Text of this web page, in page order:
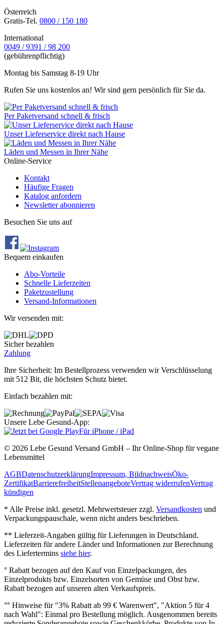
Österreich
Gratis-Tel. 0800 / 150 180
International
0049 / 9391 / 98 200
(gebührenpflichtig)
Montag bis Samstag 8-19 Uhr
Rufen Sie uns kostenlos an! Wir sind gern persönlich für Sie da.
Per Paketversand schnell & frisch
Unser Lieferservice direkt nach Hause
Läden und Messen in Ihrer Nähe
Online-Service
Kontakt
Häufige Fragen
Katalog anfordern
Newsletter abonnieren
Besuchen Sie uns auf
Bequem einkaufen
Abo‐Vorteile
Schnelle Lieferzeiten
Paketzustellung
Versand‐Informationen
Wir versenden mit:
Sicher bezahlen
Zahlung
Ihre Sicherheit: Im Bestellprozess verwenden wir Verschlüsselung
mit 512 Bit, die höchsten Schutz bietet.
Einfach bezahlen mit:
Unsere Lebe Gesund-App:
Für iPhone / iPad
© 2026 Lebe Gesund Versand GmbH – Ihr Online‐Shop für vegane
Lebensmittel
AGBDatenschutzerklärungImpressum, BildnachweisÖko‐
ZertifikatBarrierefreiheitStellenangeboteVertrag widerrufenVertrag
kündigen
* Alle Preise inkl. gesetzl. Mehrwertsteuer zzgl. Versandkosten und
Verpackungspauschale, wenn nicht anders beschrieben.
** Lieferzeit‐Angaben gültig für Lieferungen in Deutschland.
Lieferzeiten für andere Länder und Informationen zur Berechnung
des Liefertermins siehe hier.
° Rabatt bezogen auf den Kauf von Einzelpackungen, des
Einzelprodukts bzw. Einzelsorten von Gemüse und Obst bzw.
Rabatt bezogen auf unseren alten Verkaufspreis.
°° Hinweise für "3% Rabatt ab 99 € Warenwert", "Aktion 5 für 4
nach Wahl": Einmal pro Bestellung möglich. Ausgenommen bereits